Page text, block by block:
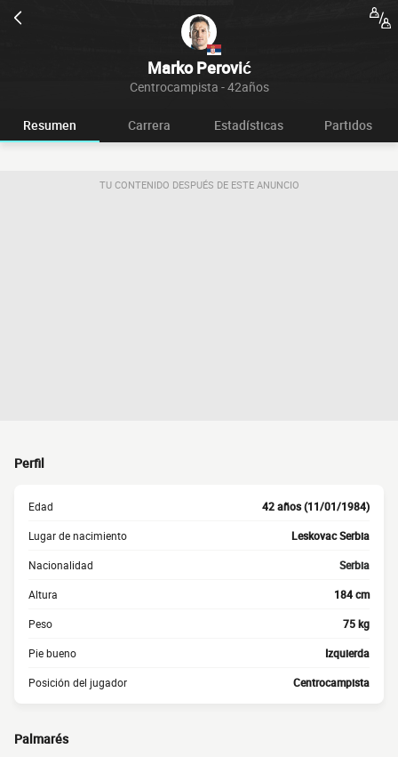
Marko Perović
Centrocampista - 42años
Resumen Carrera Estadísticas Partidos
TU CONTENIDO DESPUÉS DE ESTE ANUNCIO
Perfil
Edad 42 años (11/01/1984)
Lugar de nacimiento Leskovac Serbia
Nacionalidad Serbia
Altura 184 cm
Peso 75 kg
Pie bueno Izquierda
Posición del jugador Centrocampista
Palmarés